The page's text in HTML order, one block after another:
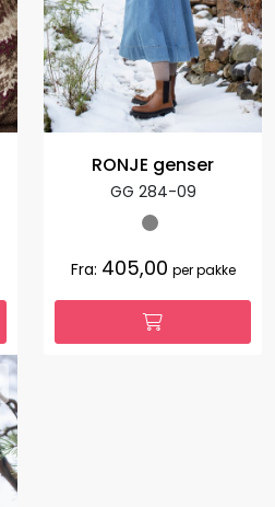
RONJE genser
GG 284-09
Fra: 405,00 per pakke